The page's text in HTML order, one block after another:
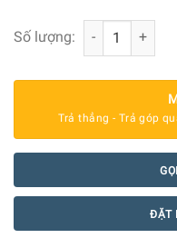
Số lượng: Máy Rửa Chén
Trả thẳng - Trả góp
ĐẶT